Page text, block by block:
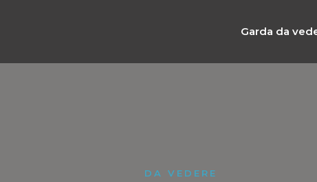
Garda da
DA VEDERE